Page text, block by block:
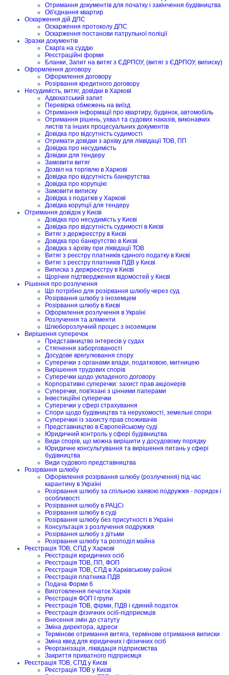
Отримання документів для початку і закінчення будівництва
Об'єднання квартир
Оскарження дій ДПС
Оскарження протоколу ДПС
Оскарження постанови патрульної поліції
Зразки документів
Скарга на суддю
Реєстраційні форми
Бланки, Запит на витяг з ЄДРПОУ, (витяг з ЄДРПОУ, виписку)
Оформлення договору
Оформлення договору
Розірвання кредитного договору
Несудимість, витяг, довідки в Харкові
Адвокатський запит
Перевірка обмежень на виїзд
Отримання інформації про квартиру, будинок, автомобіль
Отримання рішень, ухвал та судових наказів, виконавчих
листів та інших процесуальних документів
Довідка про відсутність судимості
Отримати довідки з архіву для ліквідації ТОВ, ПП
Довідка про несудимість
Довідки для тендеру
Замовити витяг
Дозвіл на торгівлю в Харкові
Довідка про відсутність банкрутства
Довідка про корупцію
Замовити виписку
Довідка з податків у Харкові
Довідка корупції для тендеру
Отримання довідок у Києві
Довідка про несудимість у Києві
Довідка про відсутність судимості в Києві
Витяг з держреєстру в Києві
Довідка про банкрутство в Києві
Довідка з архіву при ліквідації ТОВ
Витяг з реєстру платників єдиного податку в Києві
Витяг з реєстру платників ПДВ у Києві
Виписка з держреєстру в Києві
Щорічне підтвердження відомостей у Києві
Рішення про розлучення
Що потрібно для розірвання шлюбу через суд
Розірвання шлюбу з іноземцем
Розірвання шлюбу в Києві
Оформлення розлучення в Україні
Розлучення та аліменти
Шлюборозлучний процес з іноземцем
Вирішення суперечок
Представництво інтересів у судах
Стягнення заборгованості
Досудове врегулювання спору
Суперечки з органами влади, податковою, митницею
Вирішення трудових спорів
Суперечки щодо укладеного договору
Корпоративні суперечки: захист прав акціонерів
Суперечки, пов'язані з цінними паперами
Інвестиційні суперечки
Суперечки у сфері страхування
Спори щодо будівництва та нерухомості, земельні спори
Суперечкиі із захисту прав споживачів
Представництво в Європейському суді
Юридичний контроль у сфері будівництва
Види спорів, що можна вирішити у досудовому порядку
Юридичне консультування та вирішення питань у сфері
будівництва
Види судового представництва
Розірвання шлюбу
Оформлення розірвання шлюбу (розлучення) під час
карантину в Україні
Розірвання шлюбу за спільною заявою подружжя - порядок і
особливості
Розірвання шлюбу в РАЦСі
Розірвання шлюбу в суді
Розірвання шлюбу без присутності в Україні
Консультація з розлучення подружжя
Розірвання шлюбу з дітьми
Розірвання шлюбу та розподіл майна
Реєстрація ТОВ, СПД у Харкові
Реєстрація юридичних осіб
Реєстрація ТОВ, ПП, ФОП
Реєстрація ТОВ, СПД в Харківському районі
Реєстрація платника ПДВ
Подача Форми 6
Виготовлення печаток Харків
Реєстрація ФОП I групи
Реєстрація ТОВ, фірми, ПДВ і єдиний податок
Реєстрація фізичних осіб-підприємців
Внесення змін до статуту
Зміна директора, адреси
Термінове отримання витяга, термінове отримання виписки
Зміна квед для юридичних і фізичних осіб
Реорганізація, ліквідація підприємства
Закриття приватного підприємця
Реєстрація ТОВ, СПД у Києві
Реєстрація ТОВ у Києві